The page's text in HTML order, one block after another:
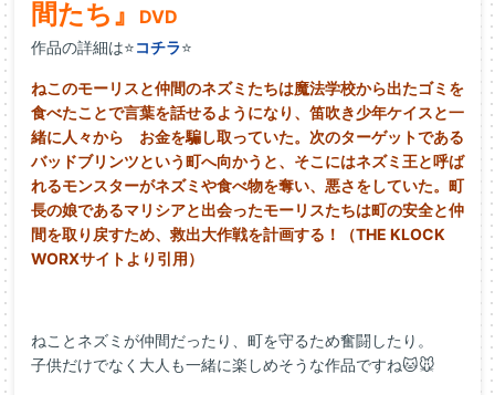
間たち』
DVD
作品の詳細は⭐コチラ⭐
ねこのモーリスと仲間のネズミたちは魔法学校から出たゴミを
食べたことで言葉を話せるようになり、笛吹き少年ケイスと一
緒に人々から お金を騙し取っていた。次のターゲットである
バッドブリンツという町へ向かうと、そこにはネズミ王と呼ば
れるモンスターがネズミや食べ物を奪い、悪さをしていた。町
長の娘であるマリシアと出会ったモーリスたちは町の安全と仲
間を取り戻すため、救出大作戦を計画する！（THE KLOCK
WORXサイトより引用）
ねことネズミが仲間だったり、町を守るため奮闘したり。
子供だけでなく大人も一緒に楽しめそうな作品ですね🐱🐭